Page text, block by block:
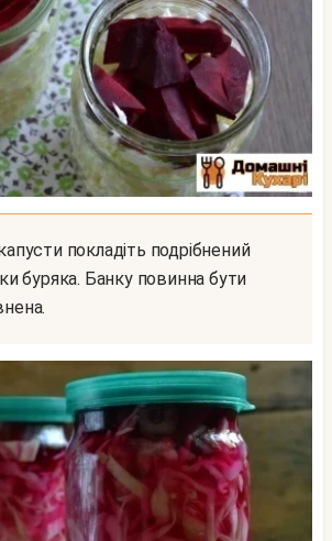
буряка. Банку повинна бути